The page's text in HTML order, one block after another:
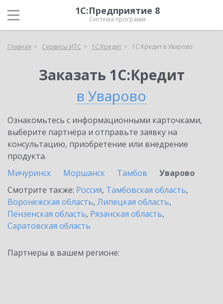
1С:Предприятие 8
Система программ
Главная Сервисы ИТС 1С:Кредит 1С:Кредит в Уварово
Заказать 1С:Кредит
в Уварово
Ознакомьтесь с информационными карточками,
выберите партнёра и отправьте заявку на
консультацию, приобретение или внедрение
продукта.
Мичуринск
Моршанск Тамбов
Уварово
Смотрите также: Россия, Тамбовская область,
Воронежская область, Липецкая область,
Пензенская область, Рязанская область,
Саратовская область
Партнеры в вашем регионе: